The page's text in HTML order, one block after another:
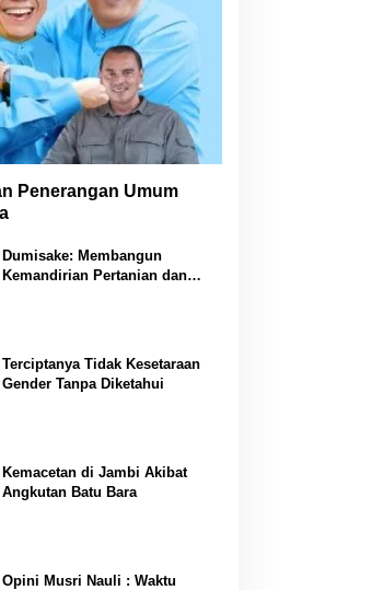
Penerangan Umum
Dumisake: Membangun
Kemandirian Pertanian dan
Terciptanya Tidak Kesetaraan
Gender Tanpa Diketahui
Kemacetan di Jambi Akibat
Angkutan Batu Bara
Opini Musri Nauli : Waktu